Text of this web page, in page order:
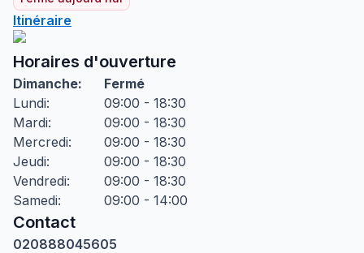
Itinéraire
Horaires d'ouverture
Dimanche:
Fermé
Lundi:
09:00 - 18:30
Mardi:
09:00 - 18:30
Mercredi:
09:00 - 18:30
Jeudi:
09:00 - 18:30
Vendredi:
09:00 - 18:30
Samedi: 09:00 - 14:00
Contact
020888045605